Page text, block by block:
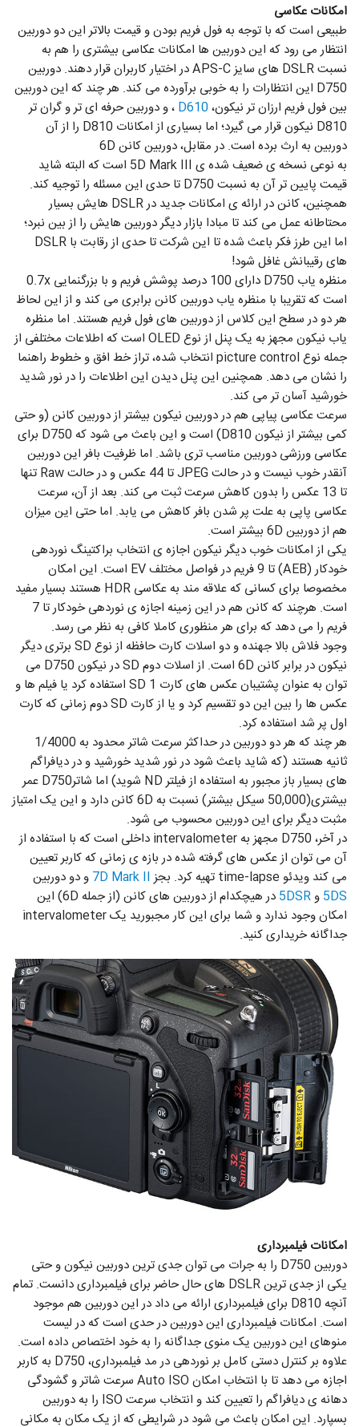
امکانات عکاسی
طبیعی است که با توجه به فول فریم بودن و قیمت بالاتر این دو دوربین
انتظار می رود که این دوربین ها امکانات عکاسی بیشتری را هم به
نسبت DSLR های سایز APS-C در اختیار کاربران قرار دهند. دوربین
D750 این انتظارات را به خوبی برآورده می کند. هر چند که این دوربین
بین فول فریم ارزان تر نیکون،D610 ، و دوربین حرفه ای تر و گران تر
D810 نیکون قرار می گیرد؛ اما بسیاری از امکانات D810 را از آن
دوربین به ارث برده است. در مقابل، دوربین کانن 6D
به نوعی نسخه ی ضعیف شده ی 5D Mark III است که البته شاید
قیمت پایین تر آن به نسبت D750 تا حدی این مسئله را توجیه کند.
همچنین، کانن در ارائه ی امکانات جدید در DSLR هایش بسیار
محتاطانه عمل می کند تا مبادا بازار دیگر دوربین هایش را از بین نبرد؛
اما این طرز فکر باعث شده تا این شرکت تا حدی از رقابت با DSLR
های رقیبانش غافل شود!
منظره یاب D750 دارای 100 درصد پوشش فریم و با بزرگنمایی 0.7x
است که تقریبا با منظره یاب دوربین کانن برابری می کند و از این لحاظ
هر دو در سطح این کلاس از دوربین های فول فریم هستند. اما منظره
یاب نیکون مجهز به یک پنل از نوع OLED است که اطلاعات مختلفی از
جمله نوع picture control انتخاب شده، تراز خط افق و خطوط راهنما
را نشان می دهد. همچنین این پنل دیدن این اطلاعات را در نور شدید
خورشید آسان تر می کند.
سرعت عکاسی پیاپی هم در دوربین نیکون بیشتر از دوربین کانن (و حتی
کمی بیشتر از نیکون D810) است و این باعث می شود که D750 برای
عکاسی ورزشی دوربین مناسب تری باشد. اما ظرفیت بافر این دوربین
آنقدر خوب نیست و در حالت JPEG تا 44 عکس و در حالت Raw تنها
تا 13 عکس را بدون کاهش سرعت ثبت می کند. بعد از آن، سرعت
عکاسی پاپی به علت پر شدن بافر کاهش می یابد. اما حتی این میزان
هم از دوربین 6D بیشتر است.
یکی از امکانات خوب دیگر نیکون اجازه ی انتخاب براکتینگ نوردهی
خودکار (AEB) تا 9 فریم در فواصل مختلف EV است. این امکان
مخصوصا برای کسانی که علاقه مند به عکاسی HDR هستند بسیار مفید
است. هرچند که کانن هم در این زمینه اجازه ی نوردهی خودکار تا 7
فریم را می دهد که برای هر منظوری کاملا کافی به نظر می رسد.
وجود فلاش بالا جهنده و دو اسلات کارت حافظه از نوع SD برتری دیگر
نیکون در برابر کانن 6D است. از اسلات دوم SD در نیکون D750 می
توان به عنوان پشتیبان عکس های کارت SD 1 استفاده کرد یا فیلم ها و
عکس ها را بین این دو تقسیم کرد و یا از کارت SD دوم زمانی که کارت
اول پر شد استفاده کرد.
هر چند که هر دو دوربین در حداکثر سرعت شاتر محدود به 1/4000
ثانیه هستند (که شاید باعث شود در نور شدید خورشید و در دیافراگم
های بسیار باز مجبور به استفاده از فیلتر ND شوید) اما شاترD750 عمر
بیشتری(50,000 سیکل بیشتر) نسبت به 6D کانن دارد و این یک امتیاز
مثبت دیگر برای این دوربین محسوب می شود.
در آخر، D750 مجهز به intervalometer داخلی است که با استفاده از
آن می توان از عکس های گرفته شده در بازه ی زمانی که کاربر تعیین
می کند ویدئو time-lapse تهیه کرد. بجز
7D Mark II و دو دوربین
5DS و 5DSR
در هیچکدام از دوربین های کانن (از جمله 6D) این
امکان وجود ندارد و شما برای این کار مجبورید یک intervalometer
جداگانه خریداری کنید.
امکانات فیلمبرداری
دوربین D750 را به جرات می توان جدی ترین دوربین نیکون و حتی
یکی از جدی ترین DSLR های حال حاضر برای فیلمبرداری دانست. تمام
آنچه D810 برای فیلمبرداری ارائه می داد در این دوربین هم موجود
است. امکانات فیلمبرداری این دوربین در حدی است که در لیست
منوهای این دوربین یک منوی جداگانه را به خود اختصاص داده است.
علاوه بر کنترل دستی کامل بر نوردهی در مد فیلمبرداری، D750 به کاربر
اجازه می دهد تا با انتخاب امکان Auto ISO سرعت شاتر و گشودگی
دهانه ی دیافراگم را تعیین کند و انتخاب سرعت ISO را به دوربین
بسپارد. این امکان باعث می شود در شرایطی که از یک مکان به مکانی